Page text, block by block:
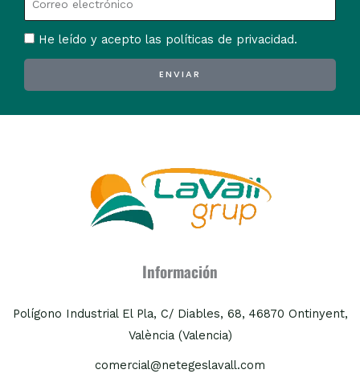
He leído y acepto las políticas de privacidad.
ENVIAR
Información
Polígono Industrial El Pla, C/ Diables, 68, 46870 Ontinyent,
València (Valencia)
comercial@netegeslavall.com